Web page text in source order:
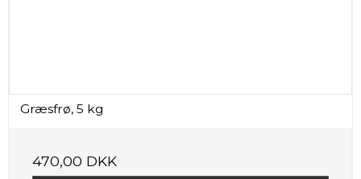
Græsfrø, 5 kg
470,00 DKK